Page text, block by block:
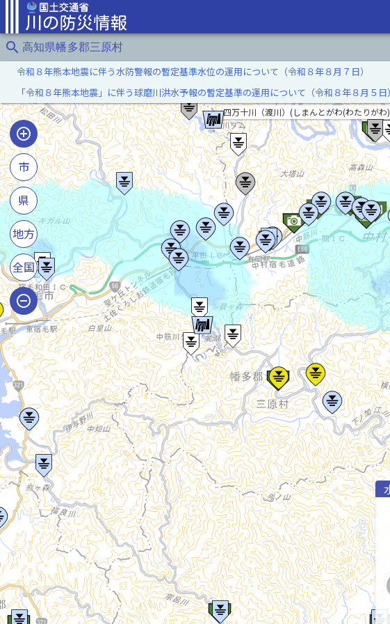
search 高知県幡多郡三原村
四万十川（渡川）(しまんとがわ(わたりがわ
令和８年熊本地震に伴う水防警報の暫定基準水位の運用について（令和８年８月７日）
「令和８年熊本地震」に伴う球磨川洪水予報の暫定基準の運用について（令和８年８月５日）
市
県
地方
全国